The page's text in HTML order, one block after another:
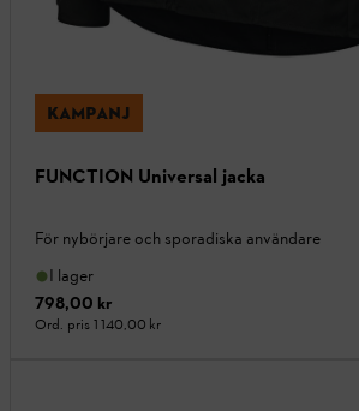
KAMPANJ
FUNCTION Universal jacka
För nybörjare och sporadiska användare
I lager
798,00 kr
Ord. pris 1 140,00 kr